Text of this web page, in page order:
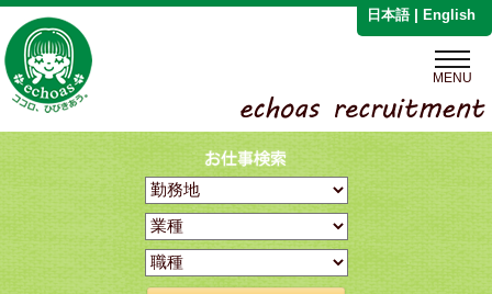
日本語 | English
MENU